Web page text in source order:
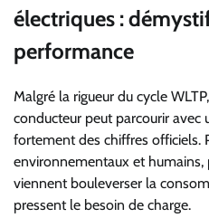
électriques :
performance
Malgré la rigueur du cycle
conducteur peut parcourir avec
fortement des chiffres officiels.
environnementaux et humains,
viennent bouleverser la
pressent le besoin de charge.